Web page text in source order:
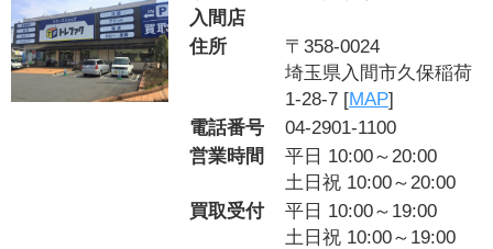
入間店
住所
〒358-0024
埼玉県入間市久保稲荷
1-28-7 [MAP]
電話番号
04-2901-1100
営業時間
平日 10:00～20:00
土日祝 10:00～20:00
買取受付
平日 10:00～19:00
土日祝 10:00～19:00